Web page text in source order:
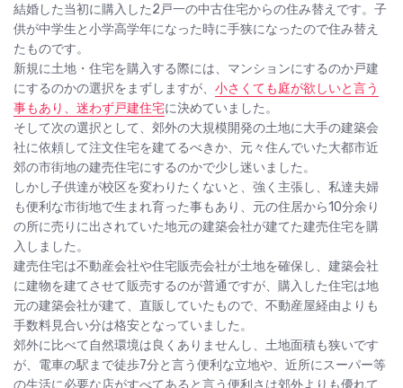
結婚した当初に購入した2戸一の中古住宅からの住み替えです。子
供が中学生と小学高学年になった時に手狭になったので住み替え
たものです。
新規に土地・住宅を購入する際には、マンションにするのか戸建
にするのかの選択をまずしますが、 小さくても庭が欲しいと言う
事もあり、迷わず戸建住宅に決めていました。
そして次の選択として、郊外の大規模開発の土地に大手の建築会
社に依頼して注文住宅を建てるべきか、元々住んでいた大都市近
郊の市街地の建売住宅にするのかで少し迷いました。
しかし子供達が校区を変わりたくないと、強く主張し、私達夫婦
も便利な市街地で生まれ育った事もあり、元の住居から10分余り
の所に売りに出されていた地元の建築会社が建てた建売住宅を購
入しました。
建売住宅は不動産会社や住宅販売会社が土地を確保し、建築会社
に建物を建てさせて販売するのが普通ですが、購入した住宅は地
元の建築会社が建て、直販していたもので、不動産屋経由よりも
手数料見合い分は格安となっていました。
郊外に比べて自然環境は良くありませんし、土地面積も狭いです
が、電車の駅まで徒歩7分と言う便利な立地や、近所にスーパー等
の生活に必要な店がすべてあると言う便利さは郊外よりも優れて